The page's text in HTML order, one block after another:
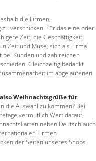
die Firmen,
verschicken. Für das eine oder
Zeit, die Geschäftigkeit
Zeit und Muse, sich als Firma
Kunden und zahlreichen
Gleichzeitig bedankt
im abgelaufenen
Weihnachtsgrüße für
die Auswahl zu kommen? Bei
vermutlich Wert darauf,
neben Deutsch auch
Firmen
der Seiten unseres Shops